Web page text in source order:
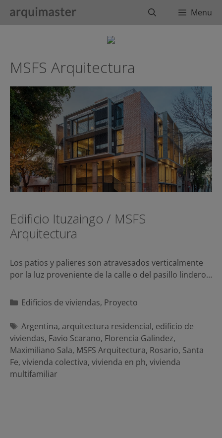
BuscarMenu
MSFS Arquitectura
Edificio Ituzaingo / MSFS
Arquitectura
Los patios y palieres son atravesados verticalmente
por la luz proveniente de la calle o del pasillo lindero…
Categorías
Edificios de viviendas, Proyecto
Etiquetas
Argentina, arquitectura residencial, edificio de
viviendas, Favio Scarano, Florencia Galindez,
Maximiliano Sala, MSFS Arquitectura, Rosario, Santa
Fe, vivienda colectiva, vivienda en ph, vivienda
multifamiliar